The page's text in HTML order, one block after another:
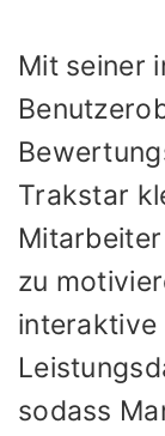
Mit seiner
Trakstar
zu
interaktive
sodass